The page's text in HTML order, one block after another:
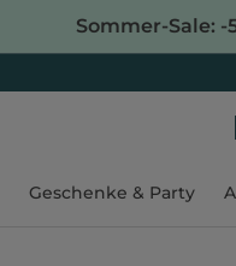
Sommer-Sale:
Geschenke & Party